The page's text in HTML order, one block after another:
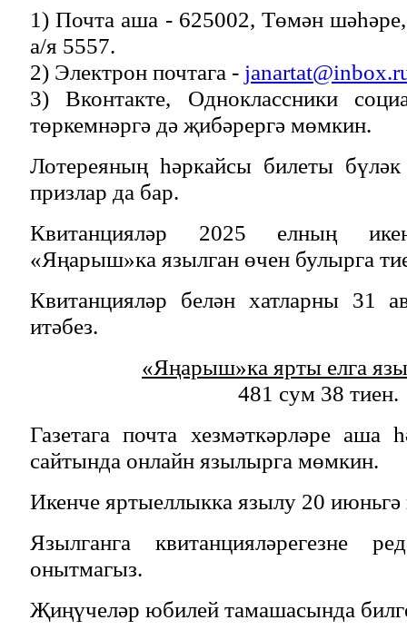
1) Почта аша - 625002, Төмән
а/я 5557.
2) Электрон почтага -
3) Вконтакте, Одноклассники
төркемнәргә дә җибәрергә мөмкин.
Лотереяның һәркайсы билеты
призлар да бар.
Квитанцияләр 2025 елның
«Яңарыш»ка язылган өчен булырга
Квитанцияләр белән хатларны 31
итәбез.
«Яңарыш»ка ярты елга
481 сум 38 тиен.
Газетага почта хезмәткәрләре аша
сайтында онлайн язылырга мөмкин.
Икенче яртыеллыкка язылу 20 июньгә
Язылганга квитанцияләрегезне
онытмагыз.
Җиңүчеләр юбилей тамашасында